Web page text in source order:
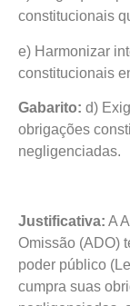
constitucionais
e) Harmonizar
constitucionais
Gabarito: d)
obrigações
negligenciadas.
Justificativa: A
Omissão (ADO)
poder público
cumpra suas